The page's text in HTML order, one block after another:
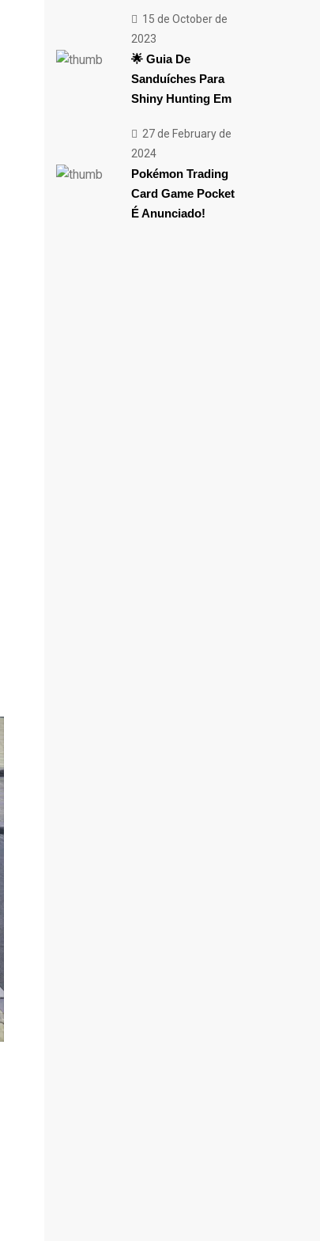
15 de October de
2023
🌟 Guia De
Sanduíches Para
Shiny Hunting Em
27 de February de
2024
Pokémon Trading
Card Game Pocket
É Anunciado!